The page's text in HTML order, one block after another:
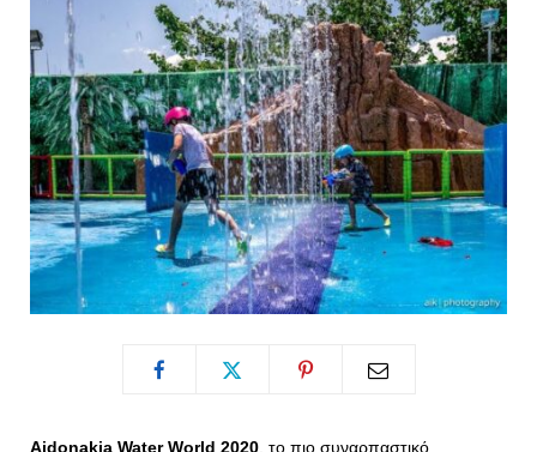
o
o
k
t
t
e
r
g
r
a
m
r
e
s
t
Aidonakia Water World 2020, το πιο συναρπαστικό